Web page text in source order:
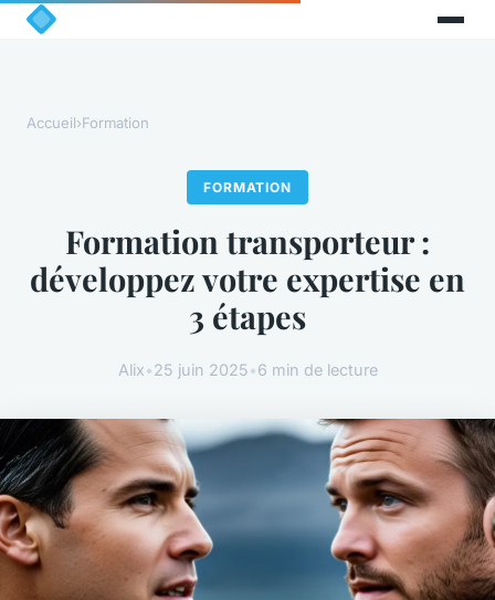
Accueil›Formation
FORMATION
Formation transporteur :
développez votre expertise en
3 étapes
Alix•25 juin 2025•6 min de lecture